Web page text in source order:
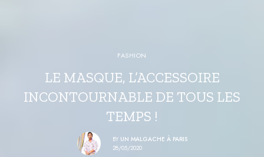
FASHION
LE MASQUE, L’ACCESSOIRE
INCONTOURNABLE DE TOUS LES
TEMPS !
BY UN MALGACHE À PARIS
28/05/2020